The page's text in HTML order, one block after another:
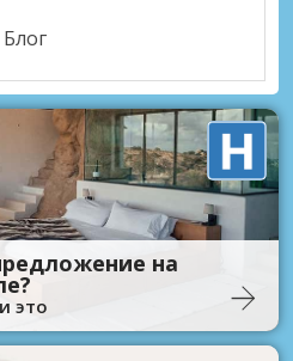
Блог
на
это